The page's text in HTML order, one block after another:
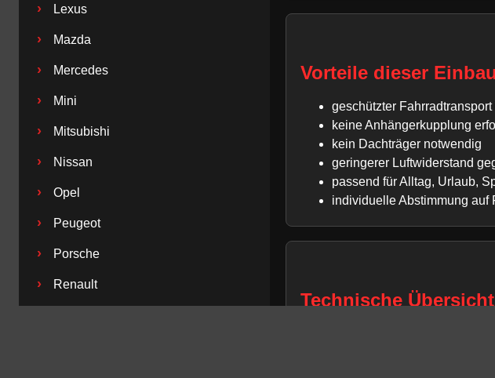
› Lexus
› Mazda
› Mercedes
› Mini
› Mitsubishi
› Nissan
› Opel
› Peugeot
› Porsche
› Renault
Vorteile dieser
geschützter
keine Anhängerkupplung
kein Dachträger notwendig
geringerer Luftwiderstand
passend für Alltag, Urlaub,
individuelle Abstimmung auf
Technische Übersicht